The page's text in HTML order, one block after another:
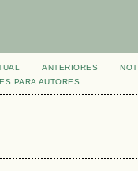
ANTERIORES
PARA AUTORES